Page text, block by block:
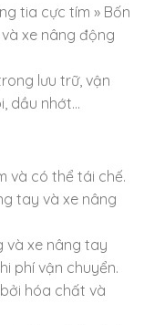
tia cực tím » Bốn
xe nâng động
lưu trữ, vận
dầu nhớt…
và có thể tái chế.
tay và xe nâng
và xe nâng tay
phí vận chuyển.
hóa chất và